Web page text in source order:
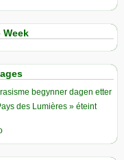
begynner dagen etter
des Lumières » éteint